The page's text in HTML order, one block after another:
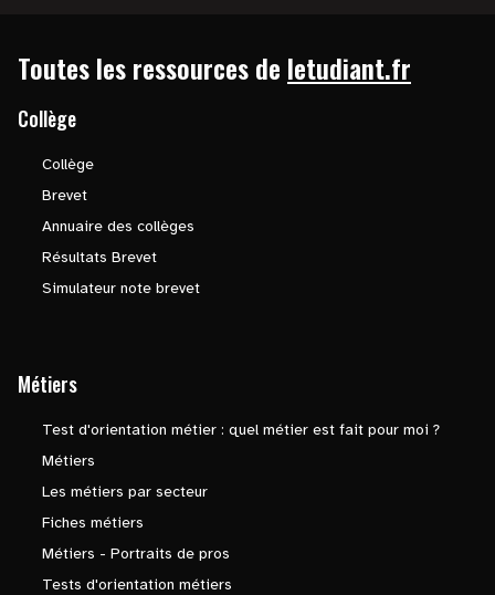
Toutes les ressources de letudiant.fr
Collège
Collège
Brevet
Annuaire des collèges
Résultats Brevet
Simulateur note brevet
Métiers
Test d'orientation métier : quel métier est fait pour moi ?
Métiers
Les métiers par secteur
Fiches métiers
Métiers - Portraits de pros
Tests d'orientation métiers